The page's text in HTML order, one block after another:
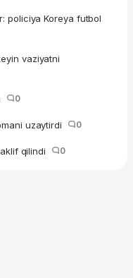
policiya Koreya futbol
vaziyatni
0
uzaytirdi 0
qilindi 0